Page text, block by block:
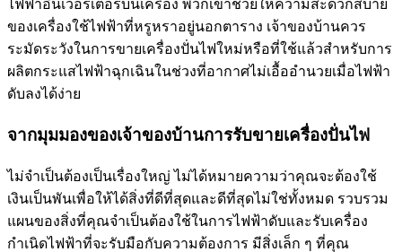
ไฟฟ้าอินเวอร์เตอร์บนเครื่อง พวกเขาช่วยให้ความสะดวกสบาย
ของเครื่องใช้ไฟฟ้าที่หรูหราอยู่นอกตาราง เจ้าของบ้านควร
ระมัดระวังในการขายเครื่องปั่นไฟใหม่หรือที่ใช้แล้วสำหรับการ
ผลิตกระแสไฟฟ้าฉุกเฉินในช่วงที่อากาศไม่เอื้ออำนวยเมื่อไฟฟ้า
ดับลงได้ง่าย
จากมุมมองของเจ้าของบ้านการรับขายเครื่องปั่นไฟ
ไม่จำเป็นต้องเป็นเรื่องใหญ่ ไม่ได้หมายความว่าคุณจะต้องใช้
เงินเป็นพันเพื่อให้ได้สิ่งที่ดีที่สุดและดีที่สุดไม่ใช่ทั้งหมด รวบรวม
แผนของสิ่งที่คุณจำเป็นต้องใช้ในการไฟฟ้าดับและรับเครื่อง
กำเนิดไฟฟ้าที่จะรับมือกับความต้องการ มีสิ่งเล็ก ๆ ที่คุณ